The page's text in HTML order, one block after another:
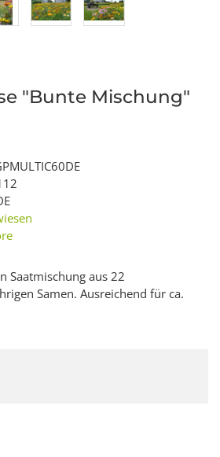
"Bunte Mischung"
Saatmischung aus 22
Samen. Ausreichend für ca.